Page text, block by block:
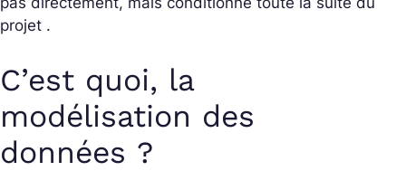
projet .
C’est quoi, la
modélisation des
données ?